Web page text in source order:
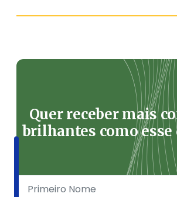
Quer receber mais
brilhantes como esse